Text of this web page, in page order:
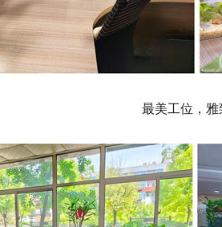
最美工位，雅